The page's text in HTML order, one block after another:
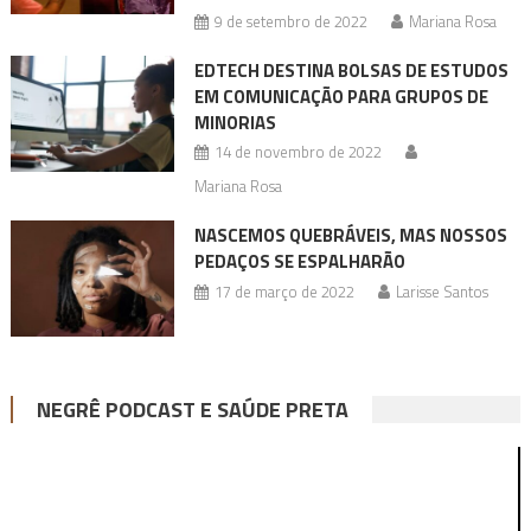
9 de setembro de 2022 Mariana Rosa
EDTECH DESTINA BOLSAS DE ESTUDOS
EM COMUNICAÇÃO PARA GRUPOS DE
MINORIAS
14 de novembro de 2022
Mariana Rosa
NASCEMOS QUEBRÁVEIS, MAS NOSSOS
PEDAÇOS SE ESPALHARÃO
17 de março de 2022 Larisse Santos
NEGRÊ PODCAST E SAÚDE PRETA